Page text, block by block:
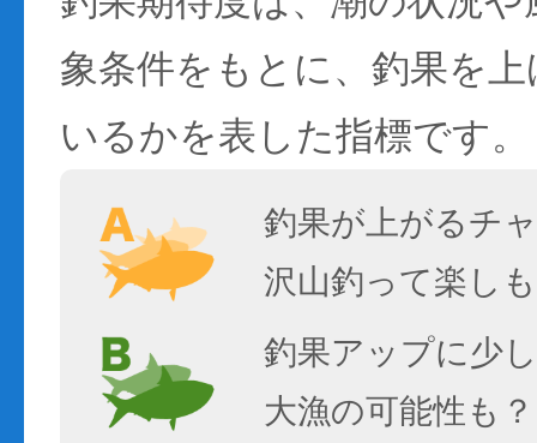
象条件をもとに、釣果を
いるかを表した指標です。
釣果が上がるチ
沢山釣って楽し
釣果アップに少
大漁の可能性も？